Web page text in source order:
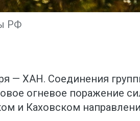
РФ
— ХАН. Соединения
огневое поражение
и Каховском